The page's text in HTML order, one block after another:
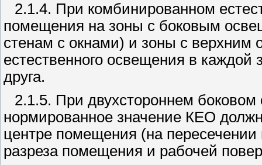
2.1.4. При комбинированном
помещения на зоны с боковым
стенам с окнами) и зоны с
естественного освещения в каждой
друга.
2.1.5. При двухстороннем
нормированное значение КЕО
центре помещения (на пересечении
разреза помещения и рабочей